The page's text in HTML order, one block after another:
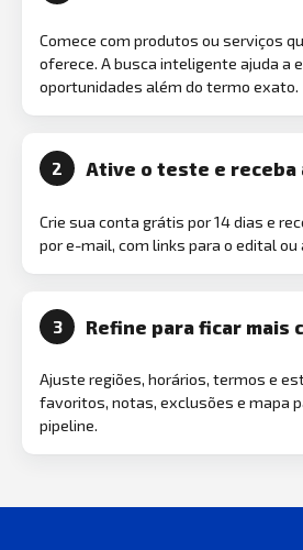
Comece com produtos ou serviços
oferece. A busca inteligente ajuda a
oportunidades além do termo exato.
2 Ative o teste e receba
Crie sua conta grátis por 14 dias e
por e-mail, com links para o edital ou
3 Refine para ficar mais
Ajuste regiões, horários, termos e
favoritos, notas, exclusões e mapa
pipeline.